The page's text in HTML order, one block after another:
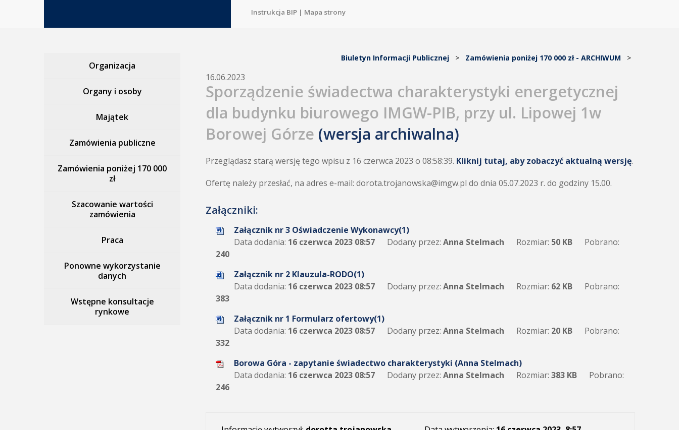
Instrukcja BIP | Mapa strony
Organizacja
Organy i osoby
Majątek
Zamówienia publiczne
Zamówienia poniżej 170 000
zł
Szacowanie wartości
zamówienia
Praca
Ponowne wykorzystanie
danych
Wstępne konsultacje
rynkowe
Biuletyn Informacji Publicznej > Zamówienia poniżej 170 000 zł - ARCHIWUM >
16.06.2023
Sporządzenie świadectwa charakterystyki energetycznej
dla budynku biurowego IMGW-PIB, przy ul. Lipowej 1w
Borowej Górze (wersja archiwalna)
Przeglądasz starą wersję tego wpisu z 16 czerwca 2023 o 08:58:39. Kliknij tutaj, aby zobaczyć aktualną wersję.
Ofertę należy przesłać, na adres e-mail: dorota.trojanowska@imgw.pl do dnia 05.07.2023 r. do godziny 15.00.
Załączniki:
Załącznik nr 3 Oświadczenie Wykonawcy(1)
Data dodania: 16 czerwca 2023 08:57 Dodany przez: Anna Stelmach Rozmiar: 50 KB
Pobrano:
240
Załącznik nr 2 Klauzula-RODO(1)
Data dodania: 16 czerwca 2023 08:57 Dodany przez: Anna Stelmach Rozmiar: 62 KB
Pobrano:
383
Załącznik nr 1 Formularz ofertowy(1)
Data dodania: 16 czerwca 2023 08:57 Dodany przez: Anna Stelmach Rozmiar: 20 KB
Pobrano:
332
Borowa Góra - zapytanie świadectwo charakterystyki (Anna Stelmach)
Data dodania: 16 czerwca 2023 08:57 Dodany przez: Anna Stelmach Rozmiar: 383 KB
Pobrano:
246